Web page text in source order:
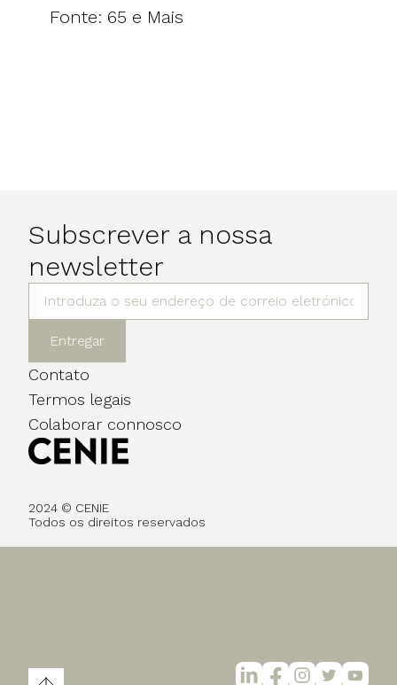
Fonte: 65 e Mais
Subscrever a nossa
newsletter
Entregar
Contato
Termos legais
Colaborar connosco
2024 © CENIE
Todos os direitos reservados